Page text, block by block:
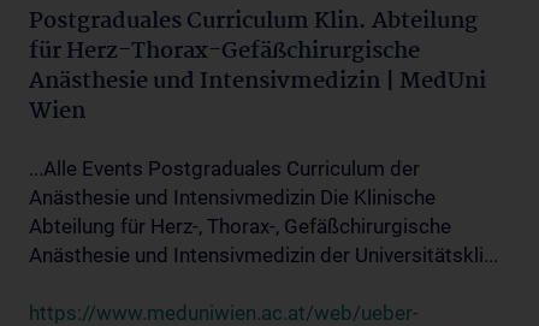
Postgraduales Curriculum Klin. Abteilung
für Herz-Thorax-Gefäßchirurgische
Anästhesie und Intensivmedizin | MedUni
Wien
...Alle Events Postgraduales Curriculum der
Anästhesie und Intensivmedizin Die Klinische
Abteilung für Herz-, Thorax-, Gefäßchirurgische
Anästhesie und Intensivmedizin der Universitätskli...
https://www.meduniwien.ac.at/web/ueber-